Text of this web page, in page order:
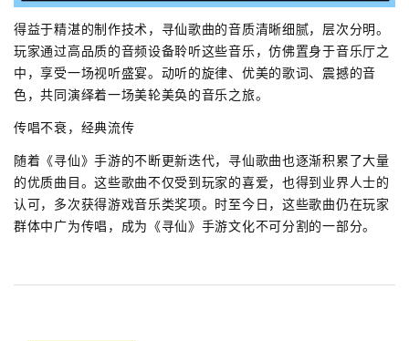
得益于精湛的制作技术，寻仙歌曲的音质清晰细腻，层次分明。
玩家通过高品质的音频设备聆听这些音乐，仿佛置身于音乐厅之
中，享受一场视听盛宴。动听的旋律、优美的歌词、震撼的音
色，共同演绎着一场美轮美奂的音乐之旅。
传唱不衰，经典流传
随着《寻仙》手游的不断更新迭代，寻仙歌曲也逐渐积累了大量
的优质曲目。这些歌曲不仅受到玩家的喜爱，也得到业界人士的
认可，多次获得游戏音乐类奖项。时至今日，这些歌曲仍在玩家
群体中广为传唱，成为《寻仙》手游文化不可分割的一部分。